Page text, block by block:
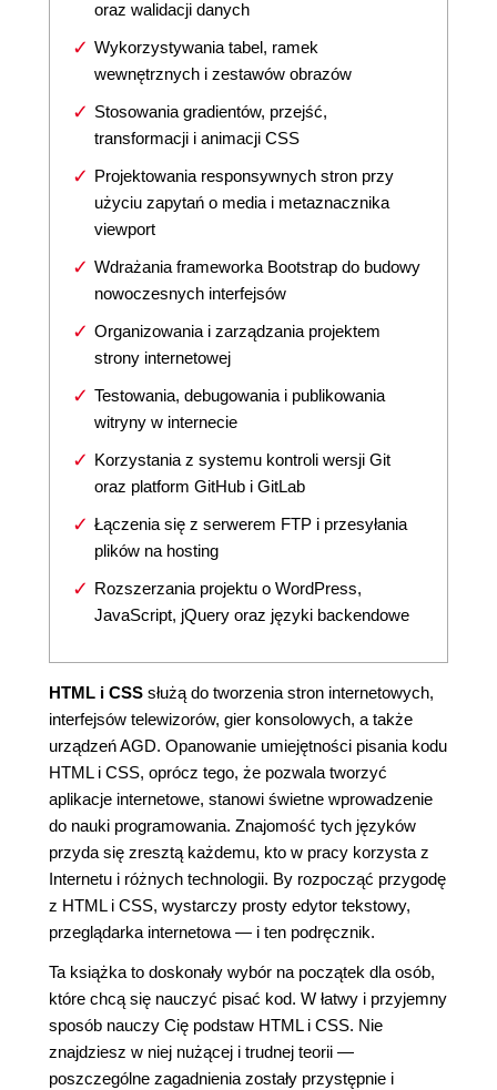
oraz walidacji danych
Wykorzystywania tabel, ramek
wewnętrznych i zestawów obrazów
Stosowania gradientów, przejść,
transformacji i animacji CSS
Projektowania responsywnych stron przy
użyciu zapytań o media i metaznacznika
viewport
Wdrażania frameworka Bootstrap do budowy
nowoczesnych interfejsów
Organizowania i zarządzania projektem
strony internetowej
Testowania, debugowania i publikowania
witryny w internecie
Korzystania z systemu kontroli wersji Git
oraz platform GitHub i GitLab
Łączenia się z serwerem FTP i przesyłania
plików na hosting
Rozszerzania projektu o WordPress,
JavaScript, jQuery oraz języki backendowe
HTML i CSS służą do tworzenia stron internetowych,
interfejsów telewizorów, gier konsolowych, a także
urządzeń AGD. Opanowanie umiejętności pisania kodu
HTML i CSS, oprócz tego, że pozwala tworzyć
aplikacje internetowe, stanowi świetne wprowadzenie
do nauki programowania. Znajomość tych języków
przyda się zresztą każdemu, kto w pracy korzysta z
Internetu i różnych technologii. By rozpocząć przygodę
z HTML i CSS, wystarczy prosty edytor tekstowy,
przeglądarka internetowa ― i ten podręcznik.
Ta książka to doskonały wybór na początek dla osób,
które chcą się nauczyć pisać kod. W łatwy i przyjemny
sposób nauczy Cię podstaw HTML i CSS. Nie
znajdziesz w niej nużącej i trudnej teorii ―
poszczególne zagadnienia zostały przystępnie i